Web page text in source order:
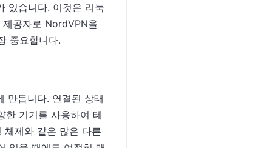
있습니다. 이것은 리눅
공자로 NordVPN을
중요합니다.
만듭니다. 연결된 상태
한 기기를 사용하여 테
체제와 같은 많은 다른